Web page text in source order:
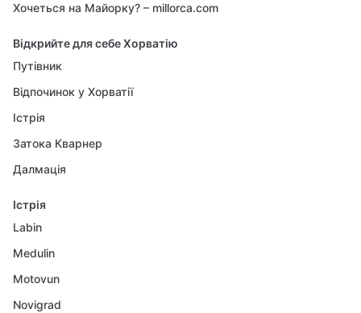
Хочеться на Майорку? – millorca.com
Відкрийте для себе Хорватію
Путівник
Відпочинок у Хорватії
Істрія
Затока Кварнер
Далмація
Істрія
Labin
Medulin
Motovun
Novigrad